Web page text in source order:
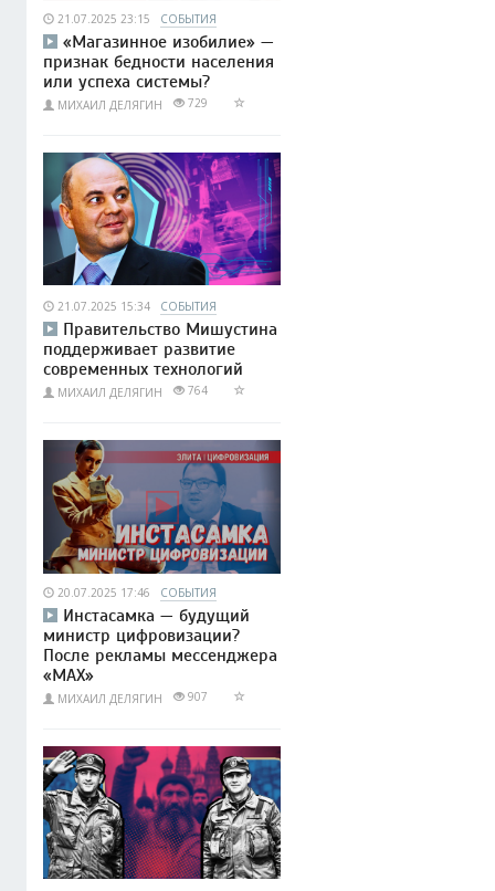
21.07.2025 23:15 СОБЫТИЯ
«Магазинное изобилие» —
признак бедности населения
или успеха системы?
МИХАИЛ ДЕЛЯГИН 729
21.07.2025 15:34 СОБЫТИЯ
Правительство Мишустина
поддерживает развитие
современных технологий
МИХАИЛ ДЕЛЯГИН 764
20.07.2025 17:46 СОБЫТИЯ
Инстасамка — будущий
министр цифровизации?
После рекламы мессенджера
«MAX»
МИХАИЛ ДЕЛЯГИН 907